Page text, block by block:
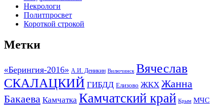
Некрологи
Политпросвет
Короткой строкой
Метки
«Берингия-2016» А.И. Деникин Вилючинск Вячеслав
СКАЛАЦКИЙ ГИБДД Елизово ЖКХ Жанна
Бакаева Камчатка Камчатский край Крым МЧС